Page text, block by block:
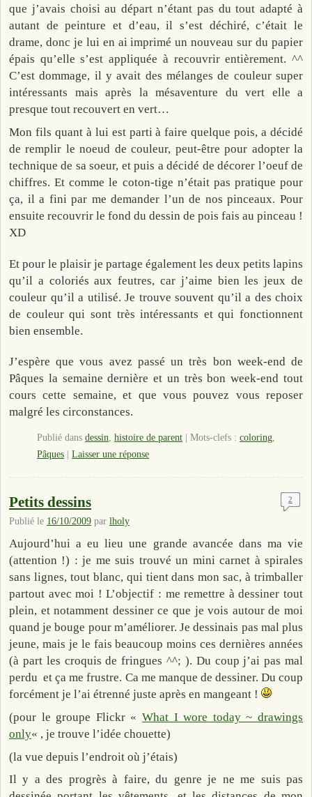
que j’avais choisi au départ n’étant pas du tout adapté à
autant de peinture et d’eau, il s’est déchiré, c’était le
drame, donc je lui en ai imprimé un nouveau sur du papier
épais qu’elle s’est appliquée à recouvrir entièrement. ^^
C’est dommage, il y avait des mélanges de couleur super
intéressants mais après la mésaventure du vert elle a
presque tout recouvert en vert…
Mon fils quant à lui est parti à faire quelque pois, a décidé
de remplir le noeud de couleur, peut-être pour adopter la
technique de sa soeur, et puis a décidé de décorer l’oeuf de
chiffres. Et comme le coton-tige n’était pas pratique pour
ça, il a fini par me demander l’un de nos pinceaux. Pour
ensuite recouvrir le fond du dessin de pois fais au pinceau !
XD
Et pour le plaisir je partage également les deux petits lapins
qu’il a coloriés aux feutres, car j’aime bien les jeux de
couleur qu’il a utilisé. Je trouve souvent qu’il a des choix
de couleur qui sont très intéressants et qui fonctionnent
bien ensemble.
J’espère que vous avez passé un très bon week-end de
Pâques la semaine dernière et un très bon week-end tout
cours cette semaine, et que vous pouvez vous reposer
malgré les circonstances.
Publié dans dessin histoire de parent Mots-clefs : coloring
Pâques
Laisser une réponse
Petits dessins
Publié le 16/10/2009 par lholy
2
Aujourd’hui a eu lieu une grande avancée dans ma vie
(attention !) : je me suis trouvé un mini carnet à spirales
sans lignes, tout blanc, qui tient dans mon sac, à trimballer
partout avec moi ! L’objectif : me remettre à dessiner tout
plein, et notamment dessiner ce que je vois autour de moi
quand je bouge pour m’améliorer. Je dessinais pas mal plus
jeune, mais je le fais beaucoup moins ces dernières années
(à part les croquis de fringues ^^; ). Du coup j’ai pas mal
perdu et ça me frustre. Ca me manque de dessiner. Du coup
forcément je l’ai étrenné juste après en mangeant !
(pour le groupe Flickr « What I wore today ~ drawings
only« , je trouve l’idée chouette)
(la vue depuis l’endroit où j’étais)
Il y a des progrès à faire, du genre je ne me suis pas